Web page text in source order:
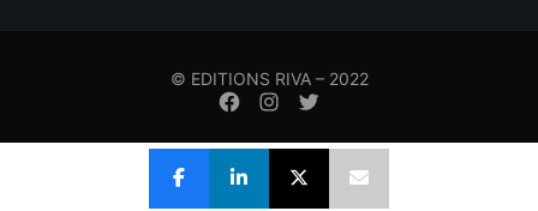
© EDITIONS RIVA – 2022
Élément
menude
de